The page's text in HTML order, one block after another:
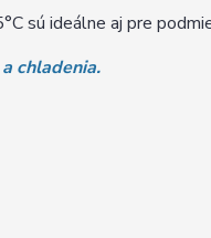
sú ideálne aj pre
chladenia.